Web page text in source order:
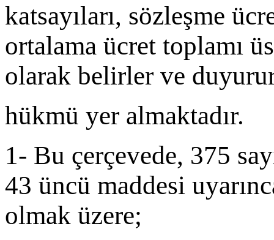
katsayıları, sözleşme
ortalama ücret toplamı
olarak belirler ve
hükmü yer almaktadır.
1- Bu çerçevede, 375
43 üncü maddesi
olmak üzere;